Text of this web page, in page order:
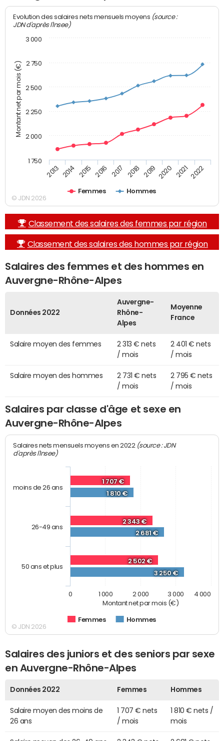
Montant net par mois (€)
Evolution des salaires nets mensuels moyens (source :
JDN d'après l'Insee)
Femmes Hommes
2013 2014 2015 2016 2017 2018 2019 2020 2021 2022
1 750
2 000
2 250
2 500
2 750
3 000
© JDN 2026
Classement des salaires des femmes par région
Classement des salaires des hommes par région
Salaires des femmes et des hommes en
Auvergne-Rhône-Alpes
Données 2022
Auvergne-
Rhône-
Alpes
Moyenne
France
Salaire moyen des femmes
2 313 € nets
/ mois
2 401 € nets
/ mois
Salaire moyen des hommes
2 731 € nets
/ mois
2 795 € nets
/ mois
Salaires par classe d'âge et sexe en
Auvergne-Rhône-Alpes
Montant net par mois (€)
Salaires nets mensuels moyens en 2022 (source : JDN
d'après l'Insee)
1 707 €
2 343 €
2 502 €
1 810 €
2 681 €
3 250 €
Femmes Hommes
moins de 26 ans
26-49 ans
50 ans et plus
0 1 000 2 000 3 000 4 000
© JDN 2026
Salaires des juniors et des seniors par sexe
en Auvergne-Rhône-Alpes
Données 2022 Femmes Hommes
Salaire moyen des moins de
26 ans
1 707 € nets
/ mois
1 810 € nets /
mois